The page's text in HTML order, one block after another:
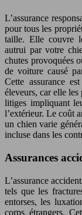
L’assurance
pour tous les
taille. Elle couvre
autrui par votre
chutes provoquées
de voiture causé
Cette assurance
éleveurs, car elle les
litiges impliquant
l’extérieur. Le coût
un chien varie
incluse dans les
Assurances
L’assurance
tels que les
entorses, les
corps étrangers.